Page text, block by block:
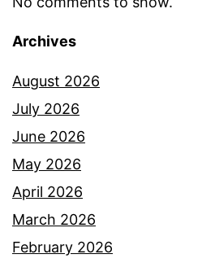
u
t
b
i
l
a
M
o
Archives
August 2026
July 2026
June 2026
May 2026
April 2026
March 2026
February 2026